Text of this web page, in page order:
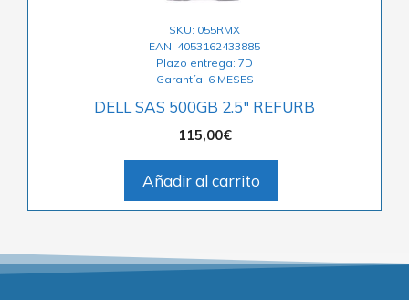
SKU: 055RMX
EAN: 4053162433885
Plazo entrega: 7D
Garantía: 6 MESES
DELL SAS 500GB 2.5″ REFURB
115,00€
Añadir al carrito